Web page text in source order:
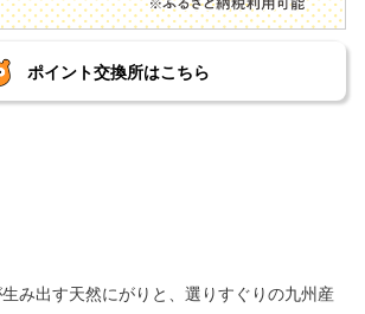
ポイント交換所はこちら
み出す天然にがりと、選りすぐりの九州産